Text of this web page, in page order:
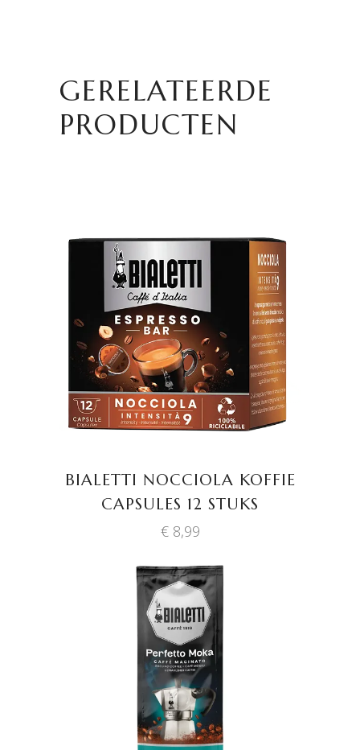
GERELATEERDE
PRODUCTEN
TOEVOEGEN AAN
WINKELWAGEN
BIALETTI NOCCIOLA KOFFIE
CAPSULES 12 STUKS
€8,99
TOEVOEGEN AAN
WINKELWAGEN